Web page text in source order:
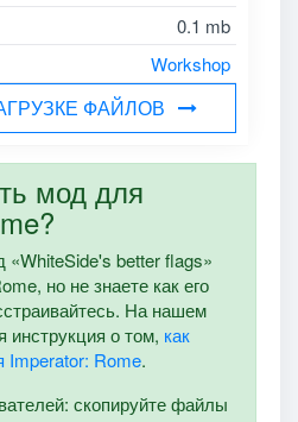
0.1 mb
Workshop
ФАЙЛОВ
мод для
better flags»
но не знаете как его
На нашем
инструкция о том, как
Imperator: Rome.
скопируйте файлы